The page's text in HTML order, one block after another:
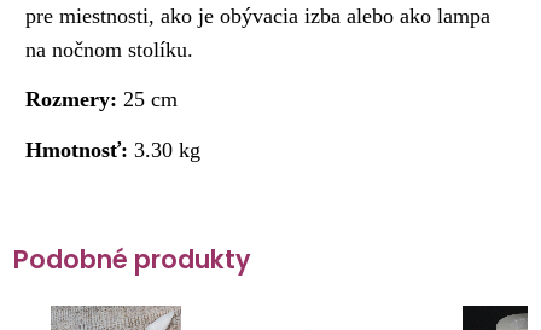
pre miestnosti, ako je obývacia izba alebo ako lampa
na nočnom stolíku.
Rozmery: 25 cm
Hmotnosť: 3.30 kg
Podobné produkty